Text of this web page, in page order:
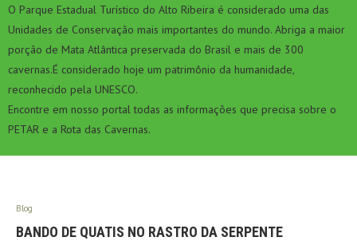
O Parque Estadual Turístico do Alto Ribeira é considerado uma das
Unidades de Conservação mais importantes do mundo. Abriga a maior
porção de Mata Atlântica preservada do Brasil e mais de 300
cavernas.É considerado hoje um patrimônio da humanidade,
reconhecido pela UNESCO.
Encontre em nosso portal todas as informações que precisa sobre o
PETAR e a Rota das Cavernas.
Blog
BANDO DE QUATIS NO RASTRO DA SERPENTE